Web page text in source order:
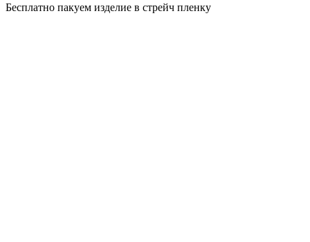
Бесплатно пакуем изделие в стрейч пленку